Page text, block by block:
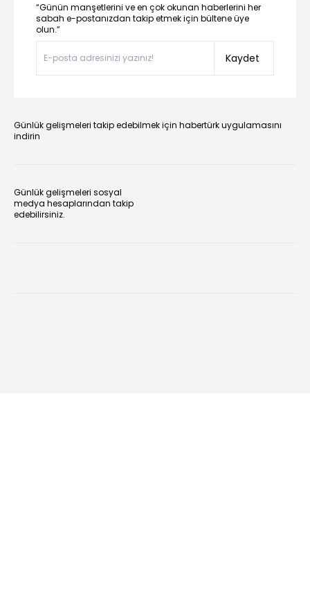
“Günün manşetlerini ve en çok okunan haberlerini her
sabah e-postanızdan takip etmek için bültene üye
olun.”
Kaydet
Günlük gelişmeleri takip edebilmek için habertürk uygulamasını
indirin
Günlük gelişmeleri sosyal
medya hesaplarından takip
edebilirsiniz.